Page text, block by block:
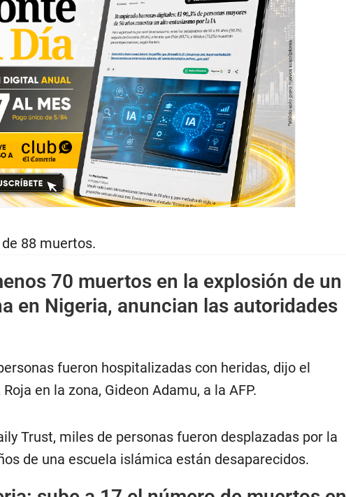
88 muertos.
70 muertos en la explosión de un
en Nigeria, anuncian las autoridades
fueron hospitalizadas con heridas, dijo el
en la zona, Gideon Adamu, a la AFP.
Trust, miles de personas fueron desplazadas por la
de una escuela islámica están desaparecidos.